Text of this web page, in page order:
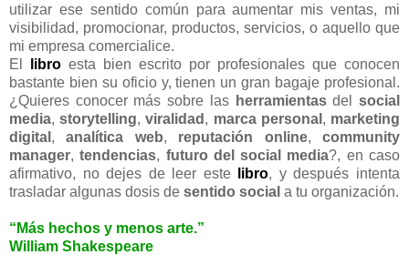
utilizar ese sentido común para aumentar mis ventas, mi
visibilidad, promocionar, productos, servicios, o aquello que
mi empresa comercialice.
El
libro esta bien escrito por profesionales que conocen
bastante bien su oficio y, tienen un gran bagaje profesional.
¿Quieres conocer más sobre las herramientasdelsocial
media,storytelling,viralidad , marca personal , marketing
digital ,analítica web, reputación online,community
manager,tendencias, futuro del social media?, en caso
afirmativo, no dejes de leer este
libro, y después intenta
trasladar algunas dosis de sentido social a tu organización.
“Más hechos y menos arte.”
William Shakespeare